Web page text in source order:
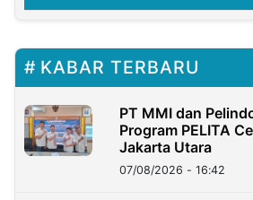
KABAR TERBARU
PT MMI dan
Program PELITA
Jakarta Utara
07/08/2026 - 16:42